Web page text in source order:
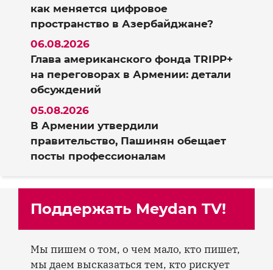
как меняется цифровое
пространство в Азербайджане?
Глава американского фонда TRIPP+
на переговорах в Армении: детали
обсуждений
06.08.2026
В Армении утвердили
правительство, Пашинян обещает
посты профессионалам
05.08.2026
Поддержать Meydan TV!
Мы пишем о том, о чем мало, кто пишет,
мы даем высказаться тем, кто рискует